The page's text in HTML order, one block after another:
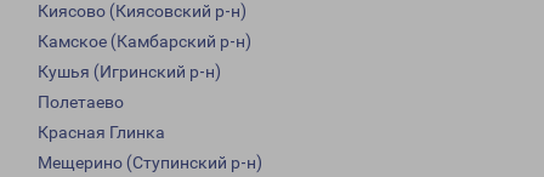
Киясово (Киясовский р-н)
Камское (Камбарский р-н)
Кушья (Игринский р-н)
Полетаево
Красная Глинка
Мещерино (Ступинский р-н)